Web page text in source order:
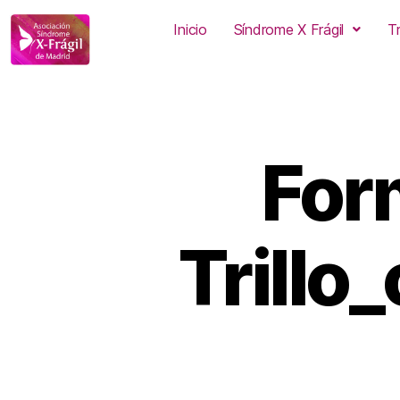
Inicio Síndrome X Frágil